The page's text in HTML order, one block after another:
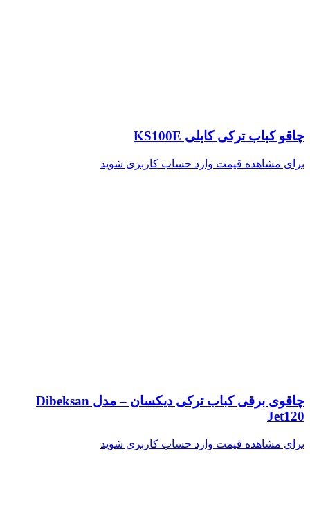
چاقو کباب ترکی کابلی KS100E
برای مشاهده قیمت وارد حساب کاربری شوید
چاقوی برقی کباب ترکی دیکسان – مدل Dibeksan
Jet120
برای مشاهده قیمت وارد حساب کاربری شوید